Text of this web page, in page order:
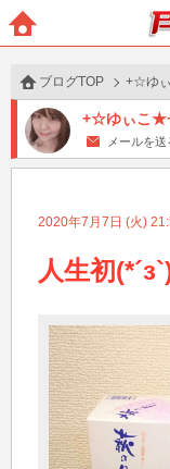
ブログTOP +☆ゆ
+☆ゆぃこ
メールを送
2020年7月7日 (火)
人生初